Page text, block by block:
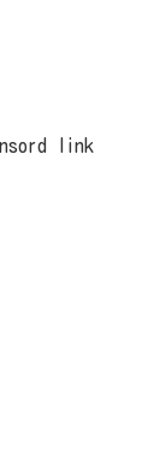
link